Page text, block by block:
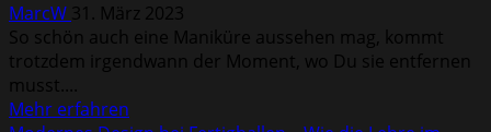
und
Weiterbildungen
MarcW 31. März 2023
So schön auch eine Maniküre aussehen mag, kommt
trotzdem irgendwann der Moment, wo Du sie entfernen
musst....
Mehr erfahren